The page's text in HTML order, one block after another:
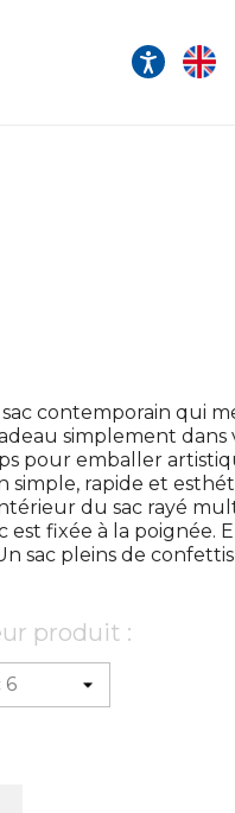
contemporain qui
simplement
pour emballer
rapide et
du sac rayé
est fixée à la
sac pleins de
produit :